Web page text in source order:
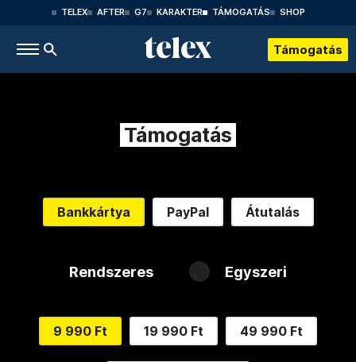
TELEX AFTER G7 KARAKTER TÁMOGATÁS SHOP
Támogatás
Támogatás
Bankkártya PayPal Átutalás
Rendszeres Egyszeri
9 990 Ft 19 990 Ft 49 990 Ft